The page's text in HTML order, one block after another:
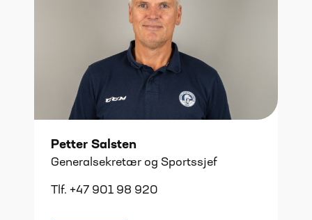
Petter Salsten
Generalsekretær og Sportssjef
Tlf. +47 901 98 920